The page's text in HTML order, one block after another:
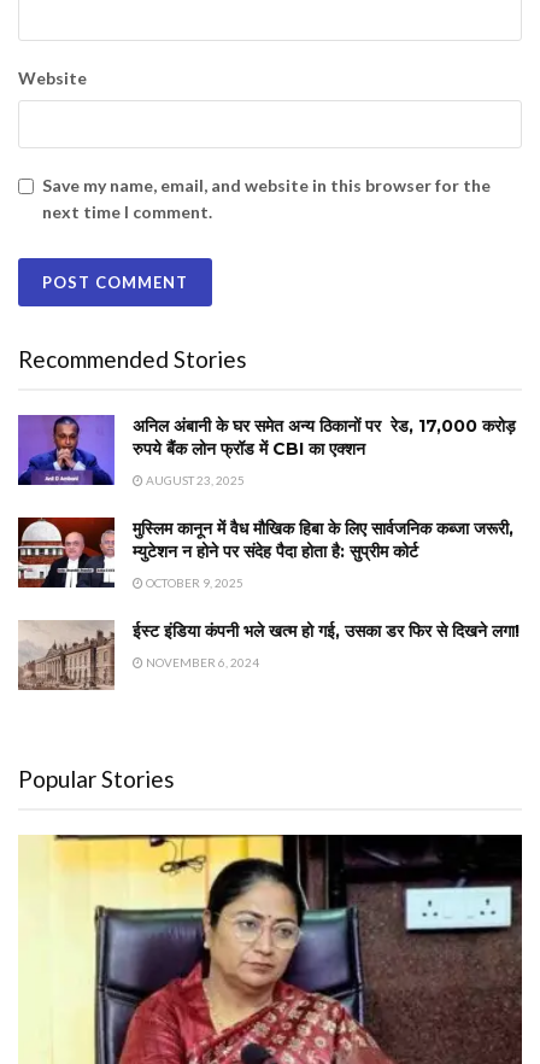
Website
Save my name, email, and website in this browser for the
next time I comment.
Recommended Stories
अनिल अंबानी के घर समेत अन्य ठिकानों पर रेड, 17,000 करोड़
रुपये बैंक लोन फ्रॉड में CBI का एक्शन
AUGUST 23, 2025
मुस्लिम कानून में वैध मौखिक हिबा के लिए सार्वजनिक कब्जा जरूरी,
म्युटेशन न होने पर संदेह पैदा होता है: सुप्रीम कोर्ट
OCTOBER 9, 2025
ईस्ट इंडिया कंपनी भले खत्म हो गई, उसका डर फिर से दिखने लगा!
NOVEMBER 6, 2024
Popular Stories